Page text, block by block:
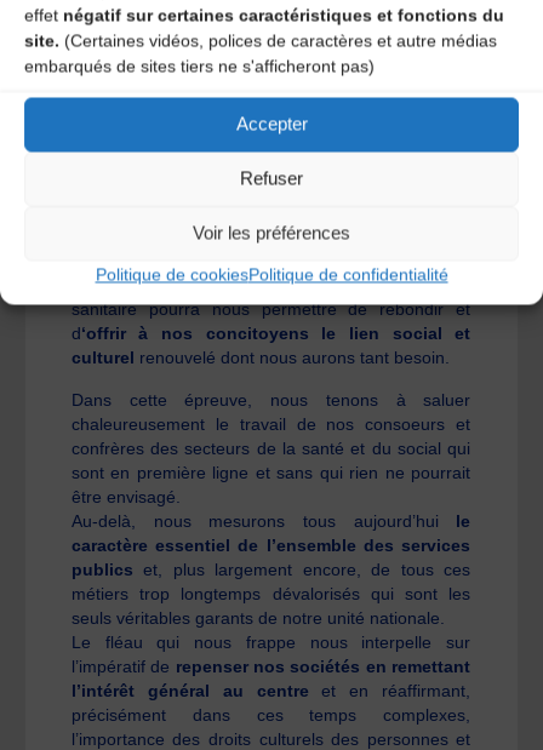
effet négatif sur certaines caractéristiques et fonctions du
site. (Certaines vidéos, polices de caractères et autre médias
embarqués de sites tiers ne s'afficheront pas)
Accepter
Refuser
Voir les préférences
Politique de cookiesPolitique de confidentialité
Le FSER tienne compte de cette situation
inédite dans le cadre de l’allocation de ses
aides aux radios associatives.
Enfin, nous appelons à une solidarité entre
professionnels de la musique et du secteur
ne disparaisse suite à cette crise sanitaire.
nécessité de ce temps de confinement pour nous
espérons bien évidemment qu’une sortie de crise
sanitaire pourra nous permettre de rebondir et
d‘offrir à nos concitoyens le lien social et
culturel renouvelé dont nous aurons tant besoin.
Dans cette épreuve, nous tenons à saluer
chaleureusement le travail de nos consoeurs et
confrères des secteurs de la santé et du social qui
sont en première ligne et sans qui rien ne pourrait
être envisagé.
Au-delà, nous mesurons tous aujourd’hui le
caractère essentiel de l’ensemble des services
publicset, plus largement encore, de tous ces
métiers trop longtemps dévalorisés qui sont les
seuls véritables garants de notre unité nationale.
Le fléau qui nous frappe nous interpelle sur
l’impératif de repenser nos sociétés en remettant
l’intérêt général au centre et en réaffirmant,
précisément dans ces temps complexes,
l’importance des droits culturels des personnes et